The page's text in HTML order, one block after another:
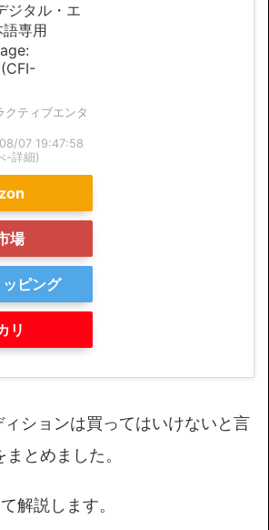
ジタル・エ
専用
クティブエンタ
07 19:47:58
-詳細)
場
ピング
リ
ションは買ってはいけないと言
とめました。
解説します。